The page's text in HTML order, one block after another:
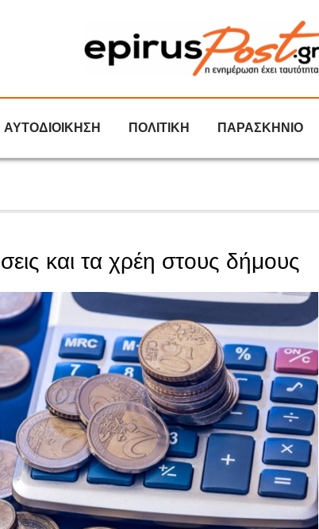
ΑΥΤΟΔΙΟΙΚΗΣΗ ΠΟΛΙΤΙΚΗ ΠΑΡΑΣΚΗΝΙΟ
και τα χρέη στους δήμους